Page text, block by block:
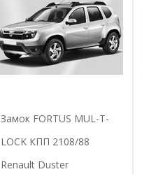
Замок FORTUS MUL-T-
LOCK КПП 2108/88
Renault Duster